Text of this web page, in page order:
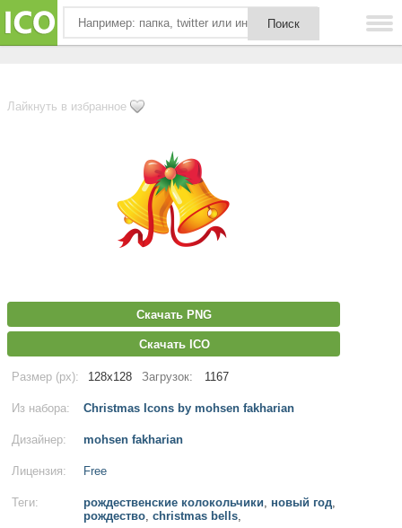
Лайкнуть в избранное
Скачать PNG
Скачать ICO
Размер (px): 128x128 Загрузок: 1167
Из набора: Christmas Icons by mohsen fakharian
Дизайнер: mohsen fakharian
Лицензия: Free
Теги: рождественские колокольчики, новый год,
рождество, christmas bells,